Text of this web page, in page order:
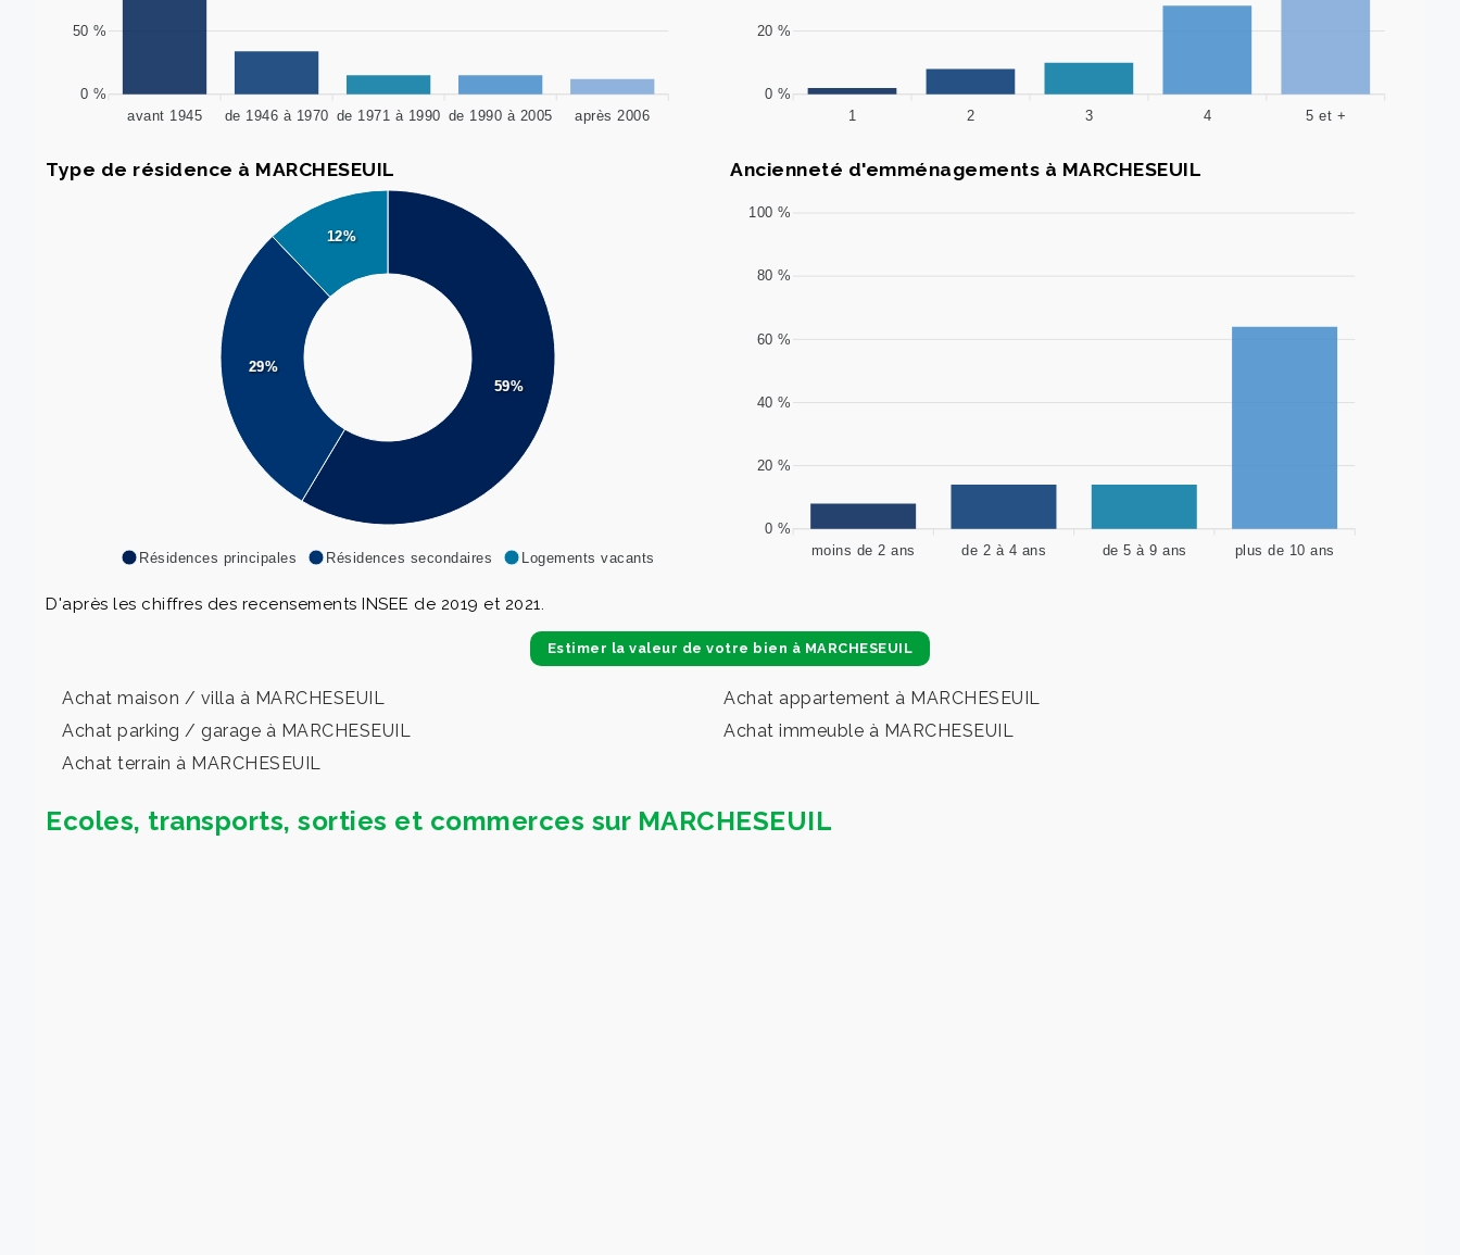
50 %
0 %
avant 1945
de 1946 à 1970 de 1971 à 1990 de 1990 à 2005 après 2006
20 %
0 %
1
2 3 4 5 et +
Type de résidence à MARCHESEUIL
59%
29%
12%
Résidences principales Résidences secondaires Logements vacants
Ancienneté d'emménagements à MARCHESEUIL
100 %
80 %
60 %
40 %
20 %
0 %
moins de 2 ans
de 2 à 4 ans de 5 à 9 ans plus de 10 ans
D'après les chiffres des recensements INSEE de 2019 et 2021.
Estimer la valeur de votre bien à MARCHESEUIL
Achat maison / villa à MARCHESEUIL
Achat appartement à MARCHESEUIL
Achat parking / garage à MARCHESEUIL
Achat immeuble à MARCHESEUIL
Achat terrain à MARCHESEUIL
Ecoles, transports, sorties et commerces sur MARCHESEUIL